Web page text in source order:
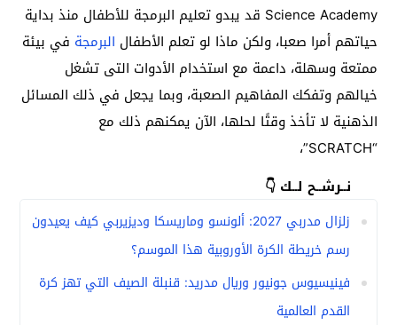
Science Academy قد يبدو تعليم البرمجة للأطفال منذ بداية
حياتهم أمرا صعبا، ولكن ماذا لو تعلم الأطفال البرمجة في بيئة
ممتعة وسهلة، داعمة مع استخدام الأدوات التى تشغل
خيالهم وتفكك المفاهيم الصعبة، وبما يجعل في ذلك المسائل
الذهنية لا تأخذ وقتًا لحلها، الآن يمكنهم ذلك مع
“SCRATCH”،
نــرشــح لــك 👇
زلزال مدربي 2027: ألونسو وماريسكا وديزيربي كيف يعيدون
رسم خريطة الكرة الأوروبية هذا الموسم؟
فينيسيوس جونيور وريال مدريد: قنبلة الصيف التي تهز كرة
القدم العالمية